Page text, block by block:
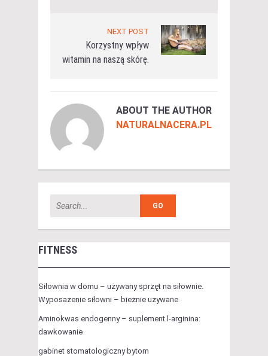
NEXT POST
Korzystny wpływ
witamin na naszą skórę.
ABOUT THE AUTHOR
NATURALNACERA.PL
FITNESS
Siłownia w domu – używany sprzęt na siłownie.
Wyposażenie siłowni – bieżnie używane
Aminokwas endogenny – suplement l-arginina:
dawkowanie
gabinet stomatologiczny bytom